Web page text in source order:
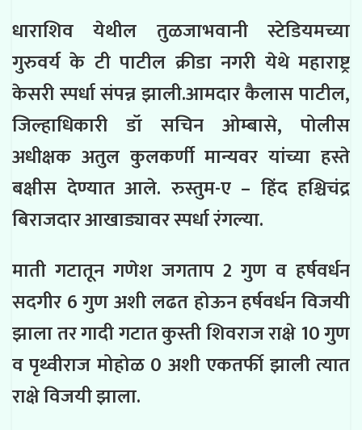
धाराशिव येथील तुळजाभवानी स्टेडियमच्या
गुरुवर्य के टी पाटील क्रीडा नगरी येथे महाराष्ट्र
केसरी स्पर्धा संपन्न झाली.आमदार कैलास पाटील,
जिल्हाधिकारी डॉ सचिन ओम्बासे, पोलीस
अधीक्षक अतुल कुलकर्णी मान्यवर यांच्या हस्ते
बक्षीस देण्यात आले. रुस्तुम-ए – हिंद हश्चिचंद्र
बिराजदार आखाड्यावर स्पर्धा रंगल्या.
माती गटातून गणेश जगताप 2 गुण व हर्षवर्धन
सदगीर 6 गुण अशी लढत होऊन हर्षवर्धन विजयी
झाला तर गादी गटात कुस्ती शिवराज राक्षे 10 गुण
व पृथ्वीराज मोहोळ 0 अशी एकतर्फी झाली त्यात
राक्षे विजयी झाला.